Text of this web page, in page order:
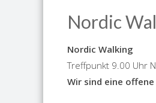
Nordic
Nordic Walking
Treffpunkt 9.00 Uhr
Wir sind eine